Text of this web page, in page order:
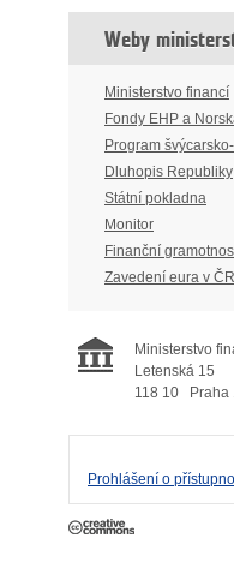
Weby
Ministerstvo financí
Fondy EHP a
Program
Dluhopis Republiky
Státní pokladna
Monitor
Finanční
Zavedení eura v ČR
Ministerstvo
Letenská 15
118 10
Praha
Prohlášení o